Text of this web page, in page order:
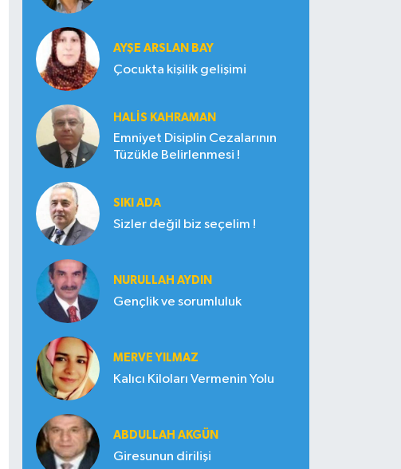
AYŞE ARSLAN BAY
Çocukta kişilik gelişimi
HALIS KAHRAMAN
Emniyet Disiplin Cezalarının
Tüzükle Belirlenmesi !
SIKI ADA
Sizler değil biz seçelim !
NURULLAH AYDIN
Gençlik ve sorumluluk
MERVE YILMAZ
Kalıcı Kiloları Vermenin Yolu
ABDULLAH AKGÜN
Giresunun dirilişi